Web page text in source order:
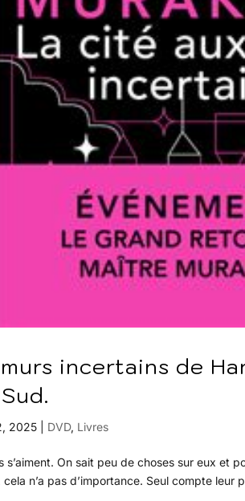
incertains de
2025 DVD, Livres
s’aiment. On sait peu de choses sur eux et
n’a pas d’importance. Seul compte leur